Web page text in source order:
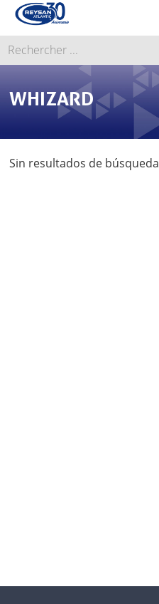
WHIZARD
Sin resultados de búsqueda